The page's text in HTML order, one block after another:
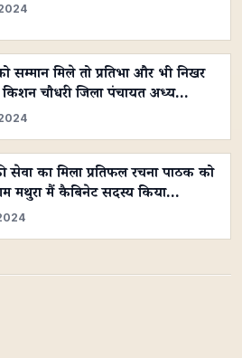
सम्मान मिले तो प्रतिभा और भी निखर
किशन चौधरी जिला पंचायत अध्य…
सेवा का मिला प्रतिफल रचना पाठक को
मथुरा मैं कैबिनेट सदस्य किया…